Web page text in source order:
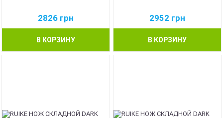
2826 грн
В КОРЗИНУ
2952 грн
В КОРЗИНУ